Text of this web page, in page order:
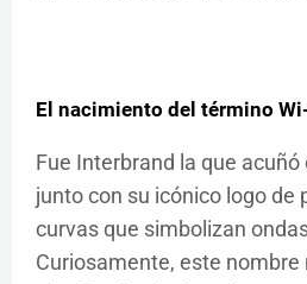
El nacimiento del término
Fue Interbrand la que acuñó
junto con su icónico logo de
curvas que simbolizan
Curiosamente, este nombre